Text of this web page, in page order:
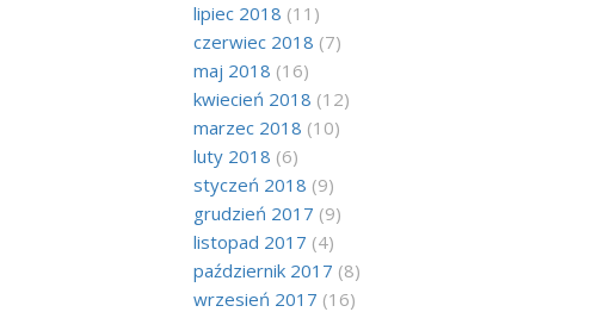
lipiec 2018 (11)
czerwiec 2018 (7)
maj 2018 (16)
kwiecień 2018 (12)
marzec 2018 (10)
luty 2018 (6)
styczeń 2018 (9)
grudzień 2017 (9)
listopad 2017 (4)
październik 2017 (8)
wrzesień 2017 (16)